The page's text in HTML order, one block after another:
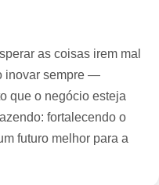
as coisas irem mal
inovar sempre —
que o negócio esteja
fortalecendo o
futuro melhor para a